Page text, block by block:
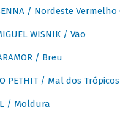
/ Nordeste Vermelho
WISNIK / Vão
/ Breu
PETHIT / Mal dos Trópicos
/ Moldura